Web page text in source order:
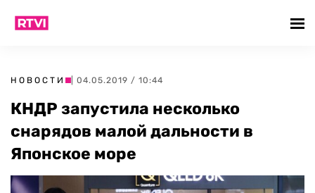
НОВОСТИ | 04.05.2019 / 10:44
КНДР запустила несколько
снарядов малой дальности в
Японское море